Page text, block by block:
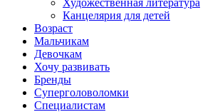
Художественная литература
Канцелярия для детей
Возраст
Мальчикам
Девочкам
Хочу развивать
Бренды
Суперголоволомки
Специалистам